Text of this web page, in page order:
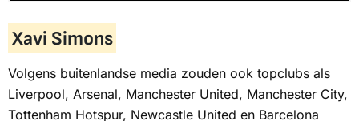
Xavi Simons
Volgens buitenlandse media zouden ook topclubs als
Liverpool, Arsenal, Manchester United, Manchester City,
Tottenham Hotspur, Newcastle United en Barcelona